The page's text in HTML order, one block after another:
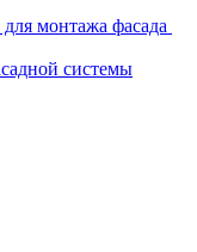
монтажа фасада
системы